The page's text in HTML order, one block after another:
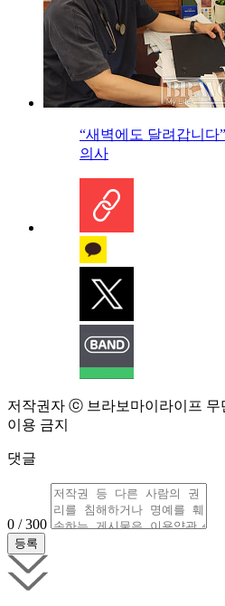
“새벽에도 달려갑니다
의사
저작권자 ⓒ 브라보마이라이프 무
이용 금지
댓글
0 / 300